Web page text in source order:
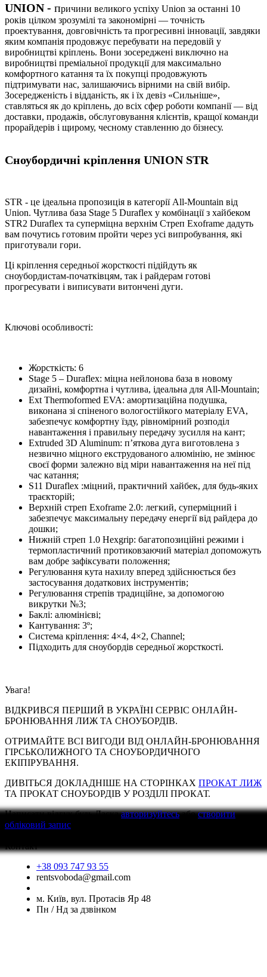
UNION- причини великого успіху Union за останні 10
років цілком зрозумілі та закономірні — точність
проектування, довговічність та прогресивні інновації, завдяки
яким компанія продовжує перебувати на передовій у
виробництві кріплень. Вони зосереджені виключно на
виробництві преміальної продукції для максимально
комфортного катання та їх покупці продовжують
підтримувати нас, залишаючись вірними на свій вибір.
Зосередженість і відданість, як і їх девіз «Сильніше»,
ставляться як до кріплень, до всіх сфер роботи компанії — від
доставки, продажів, обслуговування клієнтів, кращої команди
прорайдерів і щирому, чесному ставленню до бізнесу.
Сноубордичні кріплення UNION STR
STR - це ідеальна пропозиція в категорії All-Mountain від
Union. Чутлива база Stage 5 Duraflex у комбінації з хайбеком
STR2 Duraflex та суперміцна верхнім Стреп Exoframe дадуть
вам почутись готовим пройти через усі випробування, які
приготували гори.
Ці кріплення середньої жорсткості підійдуть як
сноубордистам-початківцям, так і райдерам готові
прогресувати і виписувати витончені дуги.
Ключові особливості:
Жорсткість: 6
Stage 5 – Duraflex: міцна нейлонова база в новому
дизайні, комфортна і чутлива, ідеальна для All-Mountain;
Ext Thermoformed EVA: амортизаційна подушка,
виконана зі спіненого вологостійкого матеріалу EVA,
забезпечує комфортну їзду, рівномірний розподіл
навантаження і правильну передачу зусилля на кант;
Extruded 3D Aluminum: п’яткова дуга виготовлена з
незвично міцного екструдованого алюмінію, не змінює
своєї форми залежно від міри навантаження на неї під
час катання;
S11 Duraflex :міцний, практичний хайбек, для будь-яких
траєкторій;
Верхній стреп Exoframe 2.0: легкий, суперміцний і
забезпечує максимальну передачу енергії від райдера до
дошки;
Нижній стреп 1.0 Hexgrip: багатопозиційні режими і
термопластичний протиковзаючий матеріал допоможуть
вам добре зафіксувати положення;
Регулювання кута нахилу вперед здійснюється без
застосування додаткових інструментів;
Регулювання стрепів традиційне, за допомогою
викрутки №3;
Баклі: алюмінієві;
Кантування: 3º;
Система кріплення: 4×4, 4×2, Channel;
Підходить для сноубордів середньої жорсткості.
Увага!
ВІДКРИВСЯ ПЕРШИЙ В УКРАЇНІ СЕРВІС ОНЛАЙН-
БРОНЮВАННЯ ЛИЖ ТА СНОУБОРДІВ.
ОТРИМАЙТЕ ВСІ ВИГОДИ ВІД ОНЛАЙН-БРОНЮВАННЯ
ГІРСЬКОЛИЖНОГО ТА СНОУБОРДИЧНОГО
ЕКІПІРУВАННЯ.
ДИВІТЬСЯ ДОКЛАДНІШЕ НА СТОРІНКАХ ПРОКАТ ЛИЖ
ТА ПРОКАТ СНОУБОРДІВ У РОЗДІЛІ ПРОКАТ.
Написати відгукбудь Ласкаавторизуйтесьабостворити
обліковий запис
Контакт
+38 093 747 93 55
rentsvoboda@gmail.com
м. Київ, вул. Протасів Яр 48
Пн / Нд за дзвінком